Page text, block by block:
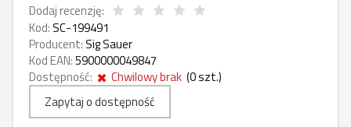
Dodaj recenzję:
Kod:SC-199491
Producent:Sig Sauer
Kod EAN:5900000049847
Dostępność:
Chwilowy brak (0szt.)
Zapytaj o dostępność